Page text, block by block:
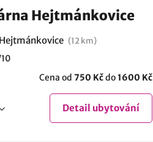
Hejtmánkovice
Hejtmánkovice (12 km)
10
Cena od 750 Kčdo1600 Kč
Detail ubytování